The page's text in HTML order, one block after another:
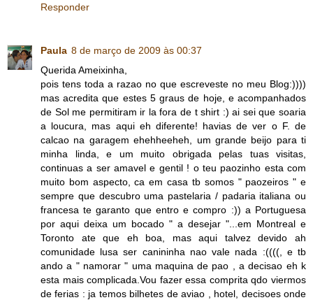
Responder
Paula 8 de março de 2009 às 00:37
Querida Ameixinha,
pois tens toda a razao no que escreveste no meu Blog:))))
mas acredita que estes 5 graus de hoje, e acompanhados
de Sol me permitiram ir la fora de t shirt :) ai sei que soaria
a loucura, mas aqui eh diferente! havias de ver o F. de
calcao na garagem ehehheeheh, um grande beijo para ti
minha linda, e um muito obrigada pelas tuas visitas,
continuas a ser amavel e gentil ! o teu paozinho esta com
muito bom aspecto, ca em casa tb somos " paozeiros " e
sempre que descubro uma pastelaria / padaria italiana ou
francesa te garanto que entro e compro :)) a Portuguesa
por aqui deixa um bocado " a desejar "...em Montreal e
Toronto ate que eh boa, mas aqui talvez devido ah
comunidade lusa ser canininha nao vale nada :((((, e tb
ando a " namorar " uma maquina de pao , a decisao eh k
esta mais complicada.Vou fazer essa comprita qdo viermos
de ferias : ja temos bilhetes de aviao , hotel, decisoes onde